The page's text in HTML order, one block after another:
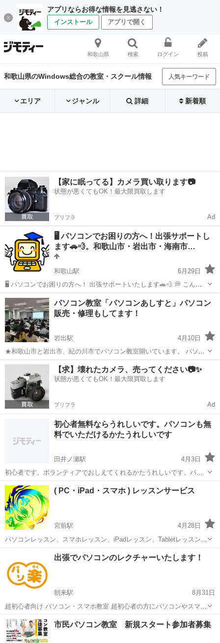
アプリならお得な情報を見逃さない！
インストール アプリで開く
和歌山県 検索 ログイン 投稿
和歌山県のWindows総合の教室・スクール情報 人気キーワード
エリア ジャンル 詳細 新着順
【家に眠ってる】カメラ買い取ります📷
状態が悪くてもOK！最大限買取します
プリフラ Ad
🖥️ パソコンでお困りの方へ！出張サポートし
ます🚗💨。和歌山市・岩出市・海南市…
和歌山駅
6月29日
🖥️ パソコンでお困りの方へ！ 出張サポートいたします🚗💨 💭 こんな
お悩みありませんか？ ❌ 「パソコンの使い方がよく分からない…」 ❌
「設定が分からず困っている…」 ❌ 「スマホやタブレットの操作も教
えてほ...
和歌山 和歌山市 和歌山駅 Windows総合
パソコン教室「パソコンあしすと」パソコン
販売・修理もしてます！
岩出駅
4月10日
★和歌山市と岩出市、紀の川市でパソコン教室開いています。 パソコ
ンレッスン以外にも ◆パソコン設定、修理、販売◆データ復元 ◆ホー
ムページ作成やチラシ制作など ☆個人で運営しているので、一般的な
教室よりも柔軟な対応が...
和歌山 岩出市 岩出駅 Windows総合 個人
【求】壊れたカメラ、売ってください📷✨
状態が悪くてもOK！最大限買取します
プリフラ Ad
初心者無料ならうれしいです。パソコンも無
料でいただけるかたうれしいです
田井ノ瀬駅
4月3日
初心者です。ボランティアでおしえてくれるかたうれしいです。パソ
コンも欲しいです。
和歌山 和歌山市 無料
( PC・iPad・スマホ ) レッスンサービス
宮前駅
4月28日
パソコンレッスン、スマホレッスン、iPadレッスン、Tabletレッスン
◇単発の場合 1時間当たり、1500円 ◇月額サービスも有ります。(下記
通り) 2時間、3時間のどちらかで可能 ・月3回 ・月4回...
和歌山市 宮前駅 Windows総合
出張でパソコンのレクチャーいたします！
朝来駅
8月31日
超初心者向け パソコン・スマホ教室 超初心者の方にパソコンやスマホ
の操作を マンツーマンで教えます！ パソ楽（ぱそらく）は 超初心者
さん向けの訪問パソコン教室です！ 教室でパソコンを教えてもらって
も自宅のパソコンと勝手...
和歌山 田辺市 朝来駅 Windows総合
市民パソコン教室 新規スタート参加者募集